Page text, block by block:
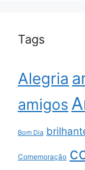
Tags
Alegria
amigos
Bom Dia
Comemoração